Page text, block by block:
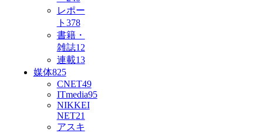
レポー
ト 378
書籍・
雑誌12
連載13
媒体825
CNET49
ITmedia95
NIKKEI
NET21
アスキ